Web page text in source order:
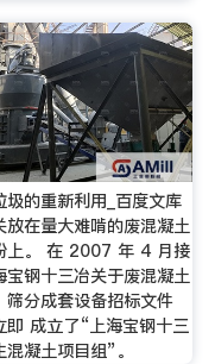
圾的重新利用_百度文库
放在量大难啃的废混凝土
上。 在 2007 年 4 月接
宝钢十三冶关于废混凝土
筛分成套设备招标文件
即 成立了“上海宝钢十三
混凝土项目组”。